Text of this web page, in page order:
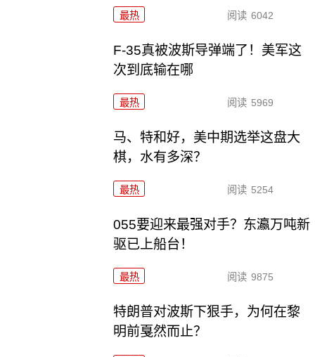
最热 阅读 6042
F-35真被波斯导弹端了！美军这
次到底输在哪
最热 阅读 5969
马、特和好，美中期选举这盘大
棋，水有多深？
最热 阅读 5254
055要迎来最强对手？东瀛万吨新
驱已上船台！
最热 阅读 9875
特朗普对波斯下狠手，为何在黎
明前戛然而止？